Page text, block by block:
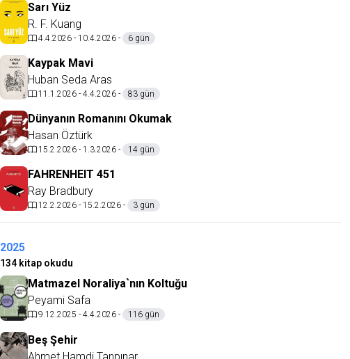
Sarı Yüz
R. F. Kuang
4.4.2026 - 10.4.2026 - 6 gün
Kaypak Mavi
Huban Seda Aras
11.1.2026 - 4.4.2026 - 83 gün
Dünyanın Romanını Okumak
Hasan Öztürk
15.2.2026 - 1.3.2026 - 14 gün
FAHRENHEIT 451
Ray Bradbury
12.2.2026 - 15.2.2026 - 3 gün
2025
134 kitap okudu
Matmazel Noraliya`nın Koltuğu
Peyami Safa
9.12.2025 - 4.4.2026 - 116 gün
Beş Şehir